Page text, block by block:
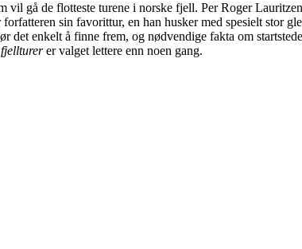
gå de flotteste turene i norske fjell. Per Roger
sin favorittur, en han husker med spesielt stor
det enkelt å finne frem, og nødvendige fakta om
fjellturerer valget lettere enn noen gang.